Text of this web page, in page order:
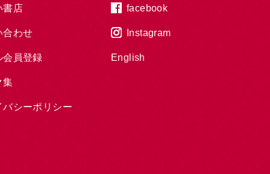
書店
合わせ
会員登録
集
バシーポリシー
facebook
Instagram
English